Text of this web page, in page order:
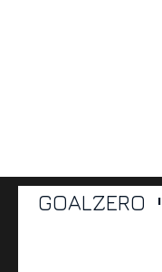
פאנל סולארי GOALZERO